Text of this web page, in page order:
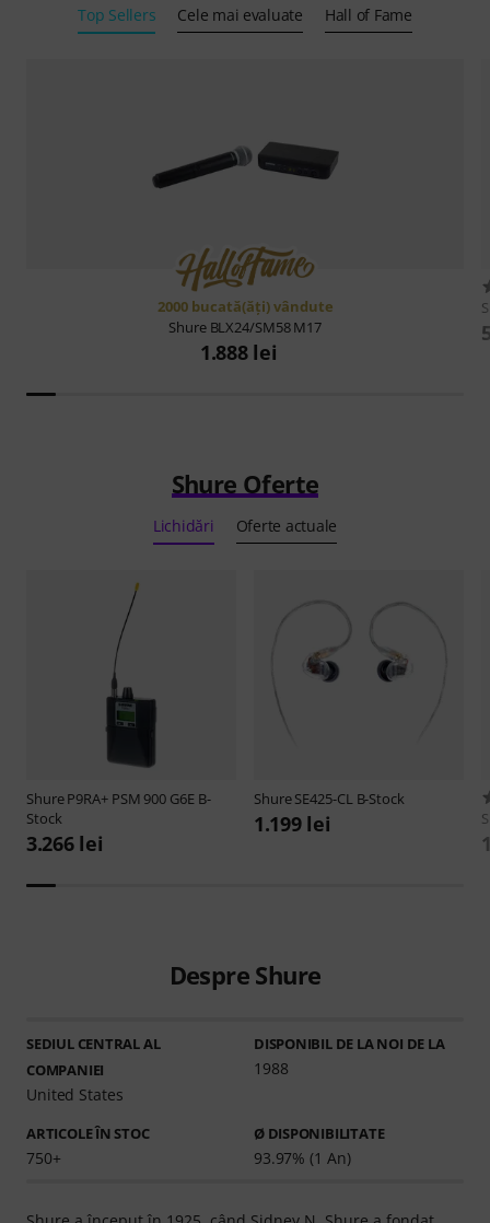
Top Sellers Cele mai evaluate Hall of Fame
2000 bucată(ăţi) vândute
Shure BLX24/SM58 M17
1.888 lei
Shure Oferte
Lichidări Oferte actuale
ShureP9RA+ PSM 900 G6E B-
Stock
3.266 lei
ShureSE425-CL B-Stock
1.199 lei
Despre Shure
SEDIUL CENTRAL AL
COMPANIEI
United States
DISPONIBIL DE LA NOI DE LA
1988
ARTICOLE ÎN STOC
750+
Ø DISPONIBILITATE
93.97% (1 An)